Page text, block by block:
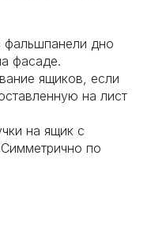
фальшпанели дно
фасаде.
ящиков, если
на лист
на ящик с
по